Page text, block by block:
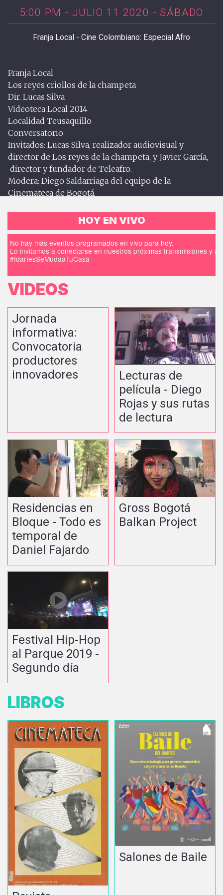
5:00 PM - JULIO 11 2020 - SÁBADO
Franja Local - Cine Colombiano: Especial Afro
Franja Local
Los reyes criollos de la champeta
Dir. Lucas Silva
Videoteca Local 2014
Localidad Teusaquillo
Conversatorio
Invitados: Lucas Silva, realizador audiovisual y
director de Los reyes de la champeta, y Javier García,
director y fundador de Teleafro.
Modera: Diego Saldarriaga del equipo de la
Cinemateca de Bogotá.
HOY EN VIVO
No hay más eventos programados en vivo para hoy.
Lo invitamos a conectarse en nuestros próximas transmisiones y
#IdartesSeMudaaTuCasa
VIDEOS
Jornada
informativa:
Convocatoria
productores
innovadores
Lecturas de
película - Diego
Rojas y sus rutas
de lectura
Residencias en
Bloque - Todo es
temporal de
Daniel Fajardo
Gross Bogotá
Balkan Project
Festival Hip-Hop
al Parque 2019 -
Segundo día
LIBROS
Salones de Baile